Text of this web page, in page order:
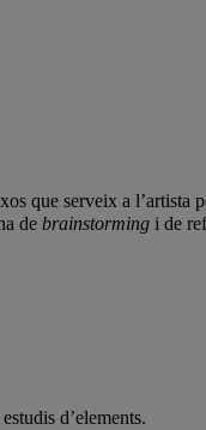
que serveix a
de brainstorming i de
d’elements.